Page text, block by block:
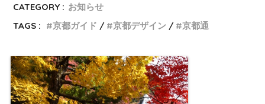
CATEGORY : お知らせ
TAGS :
京都ガイド 京都デザイン 京都通